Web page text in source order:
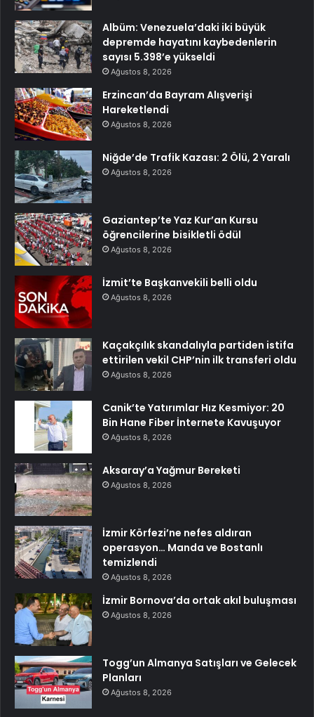
Albüm: Venezuela’daki iki büyük
depremde hayatını kaybedenlerin
sayısı 5.398’e yükseldi
Ağustos 8, 2026
Erzincan’da Bayram Alışverişi
Hareketlendi
Ağustos 8, 2026
Niğde’de Trafik Kazası: 2 Ölü, 2 Yaralı
Ağustos 8, 2026
Gaziantep’te Yaz Kur’an Kursu
öğrencilerine bisikletli ödül
Ağustos 8, 2026
İzmit’te Başkanvekili belli oldu
Ağustos 8, 2026
Kaçakçılık skandalıyla partiden istifa
ettirilen vekil CHP’nin ilk transferi oldu
Ağustos 8, 2026
Canik’te Yatırımlar Hız Kesmiyor: 20
Bin Hane Fiber İnternete Kavuşuyor
Ağustos 8, 2026
Aksaray’a Yağmur Bereketi
Ağustos 8, 2026
İzmir Körfezi’ne nefes aldıran
operasyon… Manda ve Bostanlı
temizlendi
Ağustos 8, 2026
İzmir Bornova’da ortak akıl buluşması
Ağustos 8, 2026
Togg’un Almanya Satışları ve Gelecek
Planları
Ağustos 8, 2026